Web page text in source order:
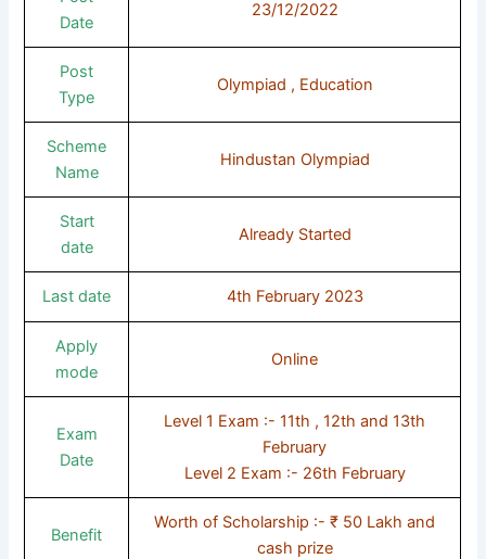
Date
23/12/2022
Post
Type
Olympiad , Education
Scheme
Name
Hindustan Olympiad
Start
date
Already Started
Last date 4th February 2023
Apply
mode
Online
Exam
Date
Level 1 Exam :- 11th , 12th and 13th
February
Level 2 Exam :- 26th February
Benefit
Worth of Scholarship :- ₹ 50 Lakh and
cash prize